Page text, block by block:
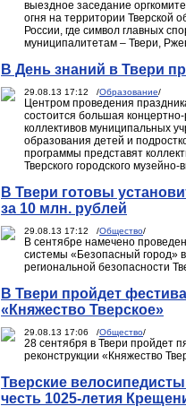
выездное заседание
огня на территории Тверской
России, где символ главных
муниципалитетам – Твери,
В День знаний в Твери
29.08.13 17:12 /Образование/
Центром проведения
состоится большая
коллективов муниципальных
образования детей и
программы представят
Тверского городского
В Твери готовы
за 10 млн. рублей
29.08.13 17:12 /Общество/
В сентябре намечено
системы «Безопасный город»
региональной безопасности
В Твери пройдет
«Княжество Тверское»
29.08.13 17:06 /Общество/
28 сентября в Твери пройдет
реконструкции «Княжество
Тверские
честь 1025-летия